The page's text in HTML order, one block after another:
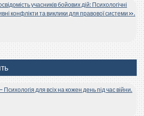
учасників бойових дій: Психологічні
конфлікти та виклики для правової системи».
для всіх на кожен день під час війни.